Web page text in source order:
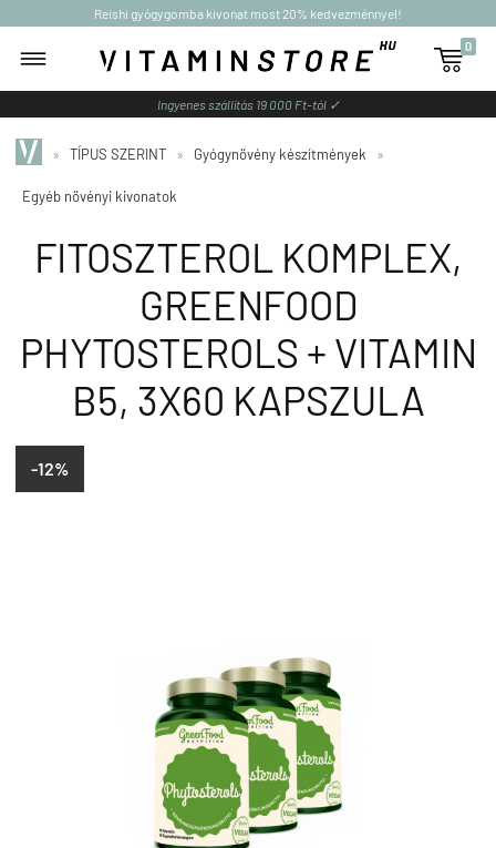
Reishi gyógygomba kivonat most 20% kedvezménnyel!

0
Ingyenes szállítás 19 000 Ft-tól ✓
» TÍPUS SZERINT » Gyógynövény készítmények »
Egyéb növényi kivonatok
FITOSZTEROL KOMPLEX,
GREENFOOD
PHYTOSTEROLS + VITAMIN
B5, 3X60 KAPSZULA
-12%